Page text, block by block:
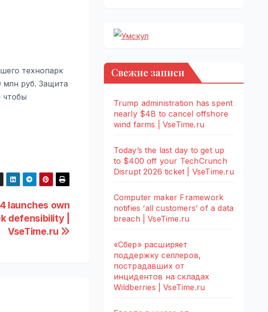
технопарк
млн руб. Защита
чтобы
launches own
defensibility |
VseTime.ru
Свежие записи
Trump administration has spent
nearly $4B to cancel offshore
wind farms | VseTime.ru
Today’s the last day to get up
to $400 off your TechCrunch
Disrupt 2026 ticket | VseTime.ru
Computer maker Framework
notifies ‘all customers’ of a data
breach | VseTime.ru
«Сбер» расширяет
поддержку селлеров,
пострадавших от
инцидентов на складах
Wildberries | VseTime.ru